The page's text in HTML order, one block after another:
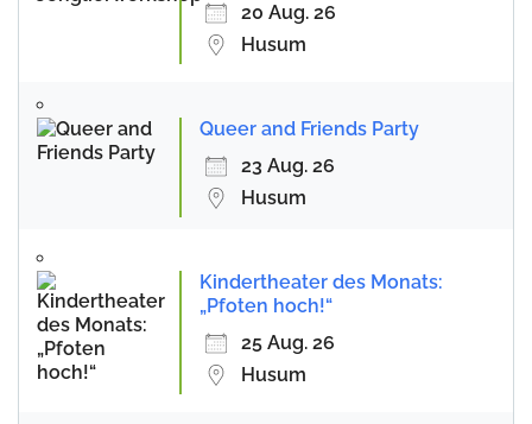
20 Aug. 26
Husum
Queer and Friends Party
23 Aug. 26
Husum
Kindertheater des Monats:
„Pfoten hoch!“
25 Aug. 26
Husum